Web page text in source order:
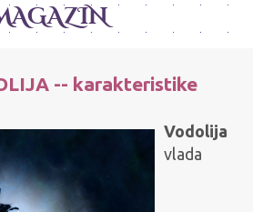
-- karakteristike
Vodolija
vlada